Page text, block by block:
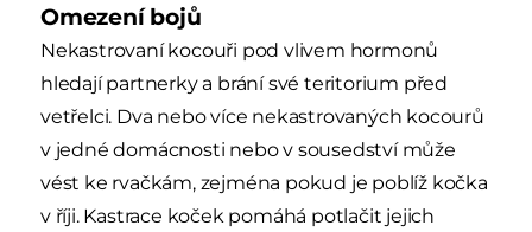
Omezení bojů
Nekastrovaní kocouři pod vlivem hormonů
hledají partnerky a brání své teritorium před
vetřelci. Dva nebo více nekastrovaných kocourů
v jedné domácnosti nebo v sousedství může
vést ke rvačkám, zejména pokud je poblíž kočka
v říji. Kastrace koček pomáhá potlačit jejich